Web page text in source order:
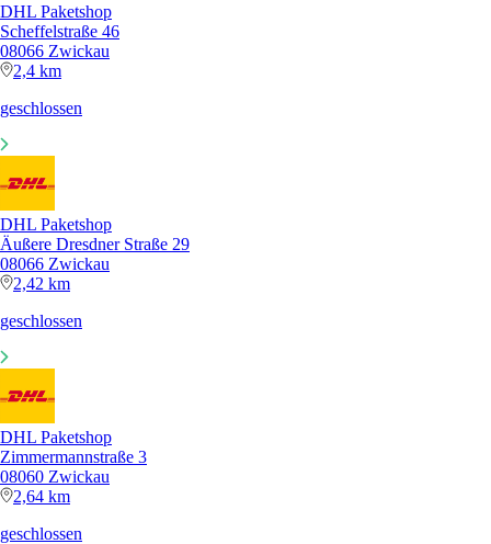
DHL Paketshop
Scheffelstraße 46
08066 Zwickau
2,4 km
geschlossen
DHL Paketshop
Äußere Dresdner Straße 29
08066 Zwickau
2,42 km
geschlossen
DHL Paketshop
Zimmermannstraße 3
08060 Zwickau
2,64 km
geschlossen